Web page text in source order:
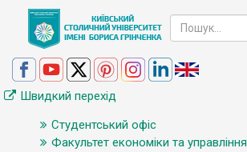
Швидкий перехід
Студентський офіс
Факультет економіки та управління